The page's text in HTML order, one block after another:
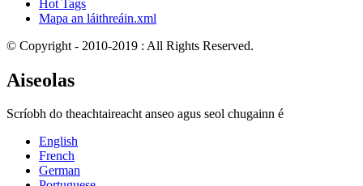
Hot Tags
Mapa an láithreáin.xml
© Copyright - 2010-2019 : All Rights Reserved.
Aiseolas
Scríobh do theachtaireacht anseo agus seol chugainn é
English
French
German